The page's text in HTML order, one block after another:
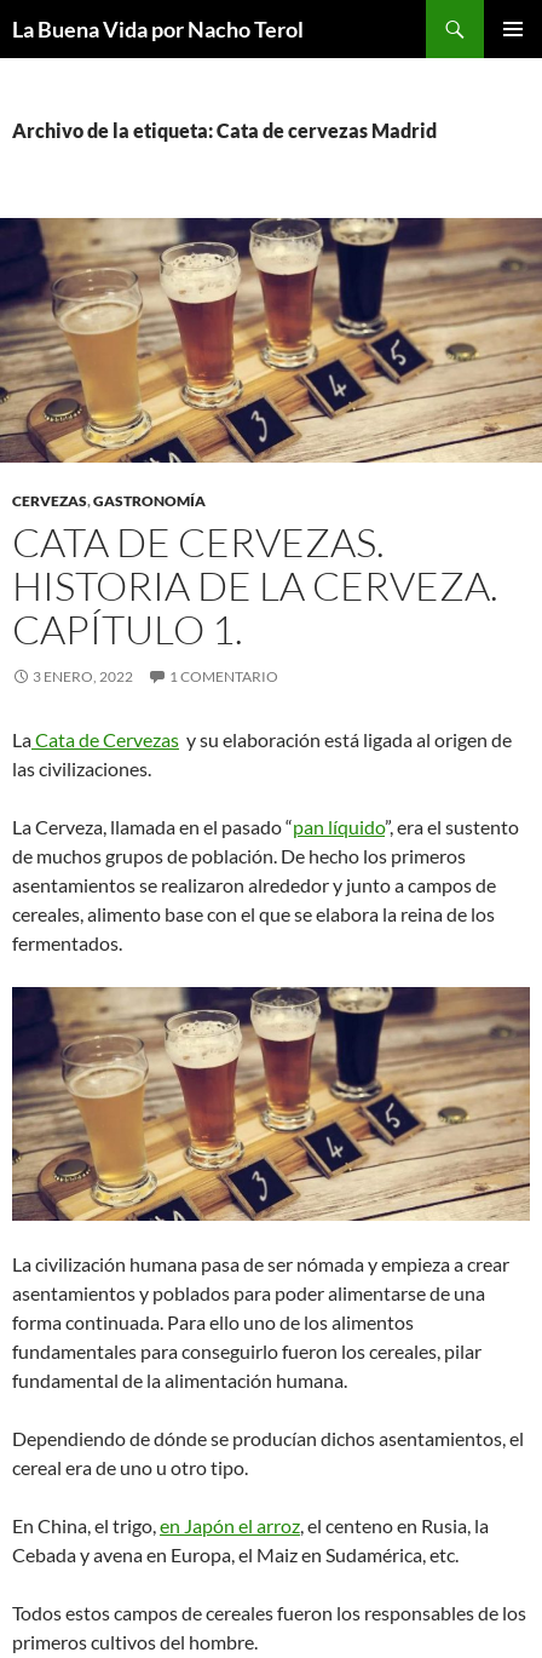
La Buena Vida por Nacho Terol
Archivo de la etiqueta: Cata de cervezas Madrid
CERVEZAS,GASTRONOMÍA
CATA DE CERVEZAS.
HISTORIA DE LA CERVEZA.
CAPÍTULO 1.
3 ENERO, 2022 1 COMENTARIO
LaCata de Cervezas y su elaboración está ligada al origen de
las civilizaciones.
La Cerveza, llamada en el pasado “pan líquido”, era el sustento
de muchos grupos de población. De hecho los primeros
asentamientos se realizaron alrededor y junto a campos de
cereales, alimento base con el que se elabora la reina de los
fermentados.
La civilización humana pasa de ser nómada y empieza a crear
asentamientos y poblados para poder alimentarse de una
forma continuada. Para ello uno de los alimentos
fundamentales para conseguirlo fueron los cereales, pilar
fundamental de la alimentación humana.
Dependiendo de dónde se producían dichos asentamientos, el
cereal era de uno u otro tipo.
En China, el trigo, en Japón el arroz , el centeno en Rusia, la
Cebada y avena en Europa, el Maiz en Sudamérica, etc.
Todos estos campos de cereales fueron los responsables de los
primeros cultivos del hombre.